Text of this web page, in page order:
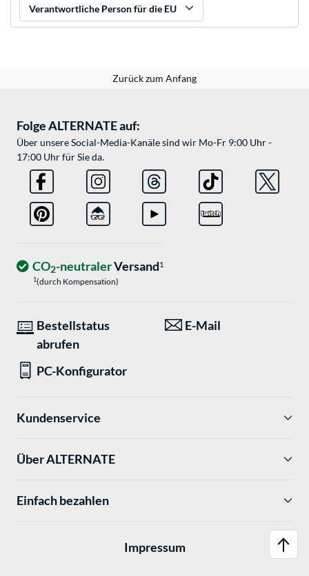
Verantwortliche Person für die EU
Zurück zum Anfang
Folge ALTERNATE auf:
Über unsere Social-Media-Kanäle sind wir Mo-Fr 9:00 Uhr -
17:00 Uhr für Sie da.
CO2-neutralerVersand1
1(durch Kompensation)
Bestellstatus
abrufen
E-Mail
PC-Konfigurator
Kundenservice
Über ALTERNATE
Einfach bezahlen
Impressum